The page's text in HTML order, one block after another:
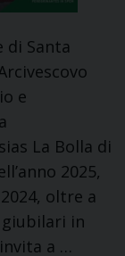
di Santa
e
La Bolla di
2025,
oltre a
giubilari in
a …